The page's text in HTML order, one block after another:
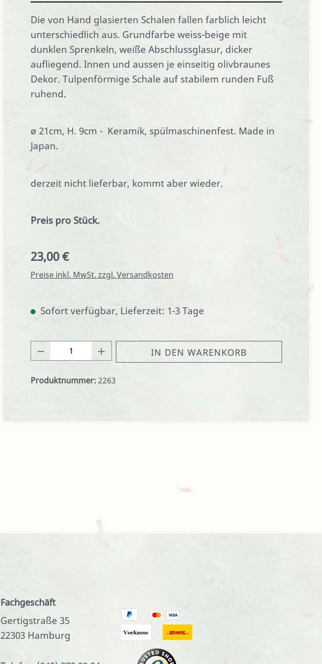
Die von Hand glasierten Schalen fallen farblich leicht
unterschiedlich aus. Grundfarbe weiss-beige mit
dunklen Sprenkeln, weiße Abschlussglasur, dicker
aufliegend. Innen und aussen je einseitig olivbraunes
Dekor. Tulpenförmige Schale auf stabilem runden Fuß
ruhend.
ø 21cm, H. 9cm - Keramik, spülmaschinenfest. Made in
Japan.
derzeit nicht lieferbar, kommt aber wieder.
Preis pro Stück.
Regulärer Preis:
23,00 €
Preise inkl. MwSt. zzgl. Versandkosten
Sofort verfügbar, Lieferzeit: 1-3 Tage
Produkt Anzahl: Gib den gewünschten Wert ein
IN DEN WARENKORB
Produktnummer: 2263
Fachgeschäft
Gertigstraße 35
22303 Hamburg